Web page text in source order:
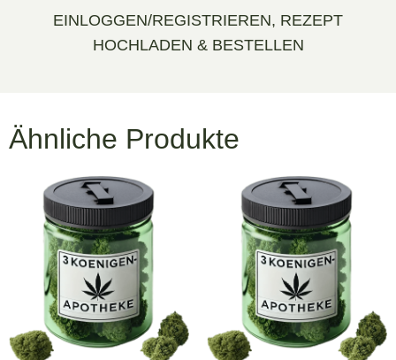
EINLOGGEN/REGISTRIEREN, REZEPT
HOCHLADEN & BESTELLEN
Ähnliche Produkte